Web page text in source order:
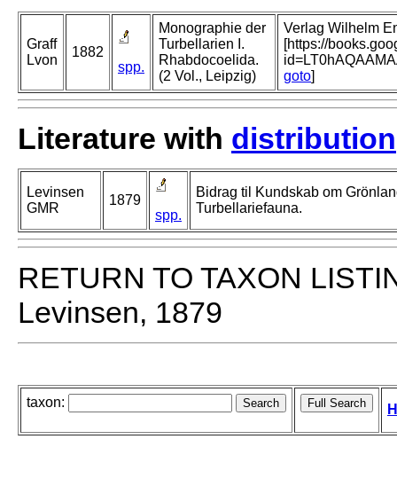
Graff
Lvon
1882
spp.
Monographie der
Turbellarien I.
Rhabdocoelida.
(2 Vol., Leipzig)
Verlag Wilhelm
[https://
goto]
Literature with distribution
Levinsen
GMR
1879
spp.
Bidrag til Kundskab om
Turbellariefauna.
RETURN TO TAXON
Levinsen, 1879
taxon: